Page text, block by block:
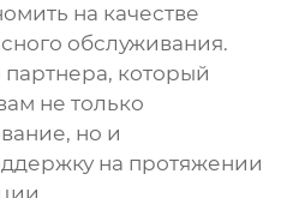
на качестве
обслуживания.
который
не только
но и
на протяжении